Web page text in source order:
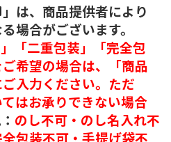
は、商品提供者により
場合がございます。
「二重包装」「完全包
希望の場合は、「商品
入力ください。ただ
はお承りできない場合
のし不可・のし名入れ不
包装不可・手提げ袋不